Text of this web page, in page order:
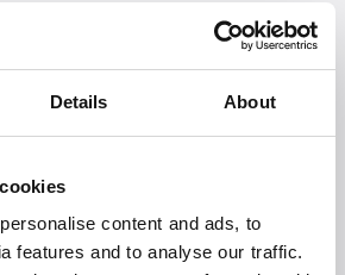
Details About
content and ads, to
features and to analyse our traffic.
heittää pois.
hinnat